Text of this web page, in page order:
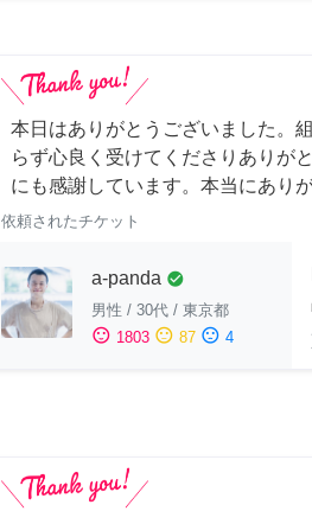
本日はありがとうございました。
らず心良く受けてくださりありが
にも感謝しています。本当にあり
依頼されたチケット
a-panda check_circle
男性 / 30代 / 東京都
sentiment_satisfied 1803 sentiment_neutral 87 sentiment_dissatisfied 4